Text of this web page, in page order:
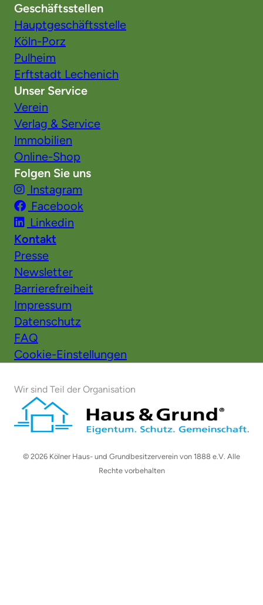
Geschäftsstellen
Hauptgeschäftsstelle
Köln-Porz
Pulheim
Erftstadt Lechenich
Unser Service
Verein
Verlag & Service
Immobilien
Online-Shop
Folgen Sie uns
Instagram
Facebook
Linkedin
Kontakt
Presse
Newsletter
Barrierefreiheit
Impressum
Datenschutz
FAQ
Cookie-Einstellungen
Wir sind Teil der Organisation
© 2026 Kölner Haus- und Grundbesitzerverein von 1888 e.V. Alle
Rechte vorbehalten